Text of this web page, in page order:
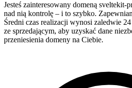
Jesteś zainteresowany domeną sveltekit-
nad nią kontrolę – i to szybko.
Średni czas realizacji wynosi zaledwie
ze sprzedającym, aby uzyskać dane
przeniesienia domeny na Ciebie.